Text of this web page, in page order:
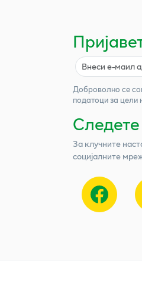
Доброволно се
податоци за
За клучните
социјалните